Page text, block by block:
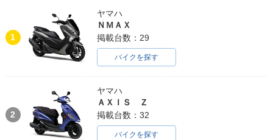
1
ヤマハ
ＮＭＡＸ
掲載台数：29
バイクを探す
2
ヤマハ
ＡＸＩＳ Ｚ
掲載台数：32
バイクを探す